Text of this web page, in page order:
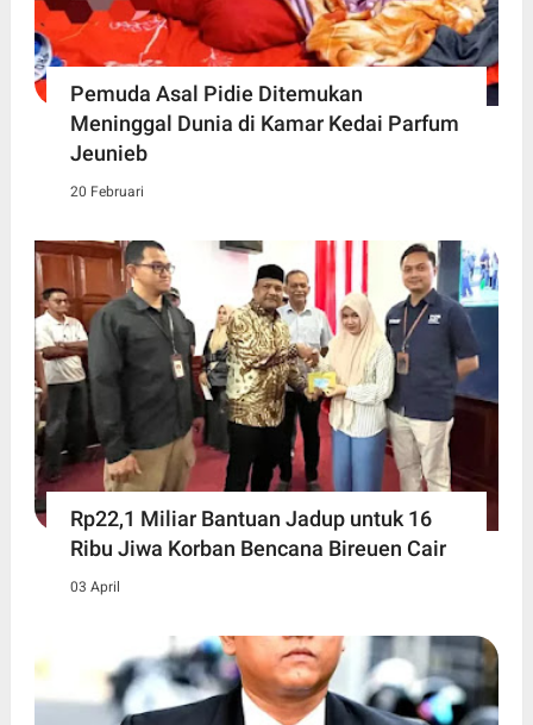
Pemuda Asal Pidie Ditemukan
Meninggal Dunia di Kamar Kedai Parfum
Jeunieb
20 Februari
Rp22,1 Miliar Bantuan Jadup untuk 16
Ribu Jiwa Korban Bencana Bireuen Cair
03 April